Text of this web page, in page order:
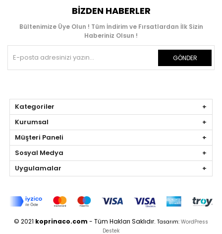
BIZDEN HABERLER
Bültenimize Üye Olun ! Tüm İndirim ve Fırsatlardan İlk Sizin
Haberiniz Olsun !
GÖNDER
Kategoriler
Kurumsal
Müşteri Paneli
Sosyal Medya
Uygulamalar
© 2021 koprinaco.com - Tüm Hakları Saklıdır. Tasarım: WordPress
Destek